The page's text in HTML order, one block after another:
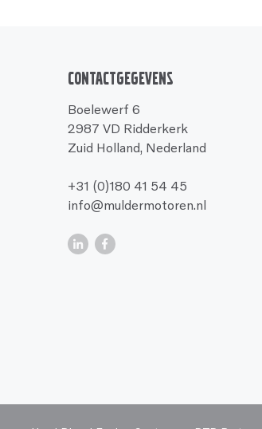
Contactgegevens
Boelewerf 6
2987 VD Ridderkerk
Zuid Holland, Nederland
+31 (0)180 41 54 45
info@muldermotoren.nl